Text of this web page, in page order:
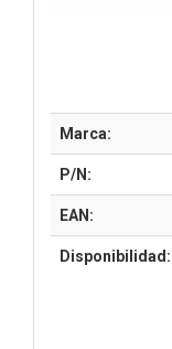
Marca:
P/N:
EAN:
Disponibilidad: